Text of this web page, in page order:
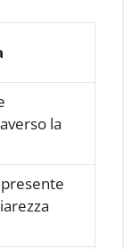
la
presente